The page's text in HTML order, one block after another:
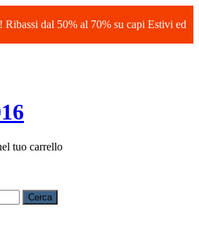
dal 50% al 70% su capi Estivi ed
tuo carrello
Cerca